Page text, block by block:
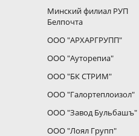
Минский филиал РУП
Белпочта
ООО "АРХАРГРУПП"
ООО "Ауторепиа"
ООО "БК СТРИМ"
ООО "Галортеплоизол"
ООО "Завод Бульбашъ"
ООО "Лоял Групп"